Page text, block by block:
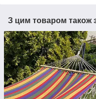
З цим товаром також